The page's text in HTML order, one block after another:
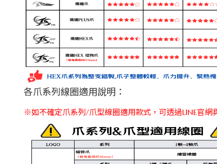
各爪系列線圈適用說明：
※如不確定爪系列/爪型線圈適用款式，可透過LINE官